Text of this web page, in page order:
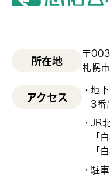
所在地
〒
札幌
アクセス
地
3番
JR
「
「
駐